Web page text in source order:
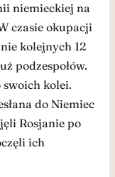
niemieckiej na
czasie okupacji
kolejnych 12
podzespołów.
kolei.
do Niemiec
Rosjanie po
ich